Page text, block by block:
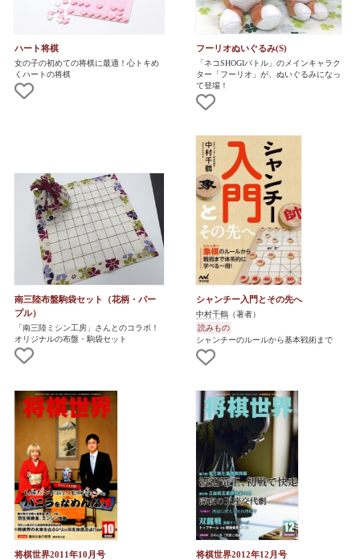
ハート将棋
女の子の初めての将棋に最適！心トキめ
くハートの将棋
フーリオぬいぐるみ(S)
「ネコSHOGIバトル」のメインキャラク
ター「フーリオ」が、ぬいぐるみになっ
て登場！
南三陸布盤駒袋セット（花柄・パー
プル）
「南三陸ミシン工房」さんとのコラボ！
オリジナルの布盤・駒袋セット
シャンチー入門とその先へ
中村千鶴 （著者）
読みもの
シャンチーのルールから基本戦術まで
将棋世界2011年10月号 将棋世界2012年12月号